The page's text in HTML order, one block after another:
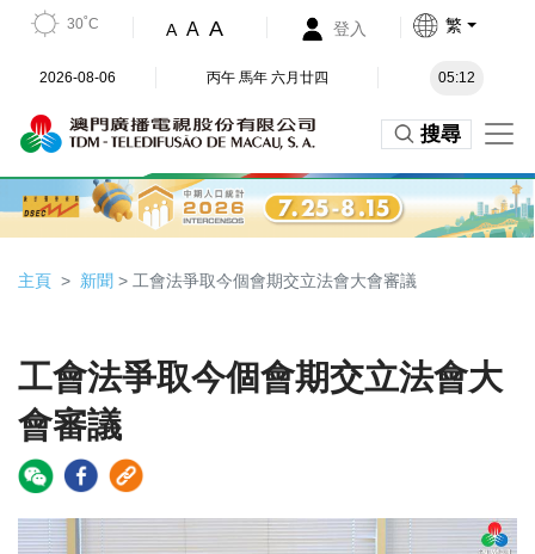
30˚C A A A 登入 繁
2026-08-06 丙午 馬年 六月廿四 05:12
搜尋
主頁 新聞 > 工會法爭取今個會期交立法會大會審議
工會法爭取今個會期交立法會大
會審議